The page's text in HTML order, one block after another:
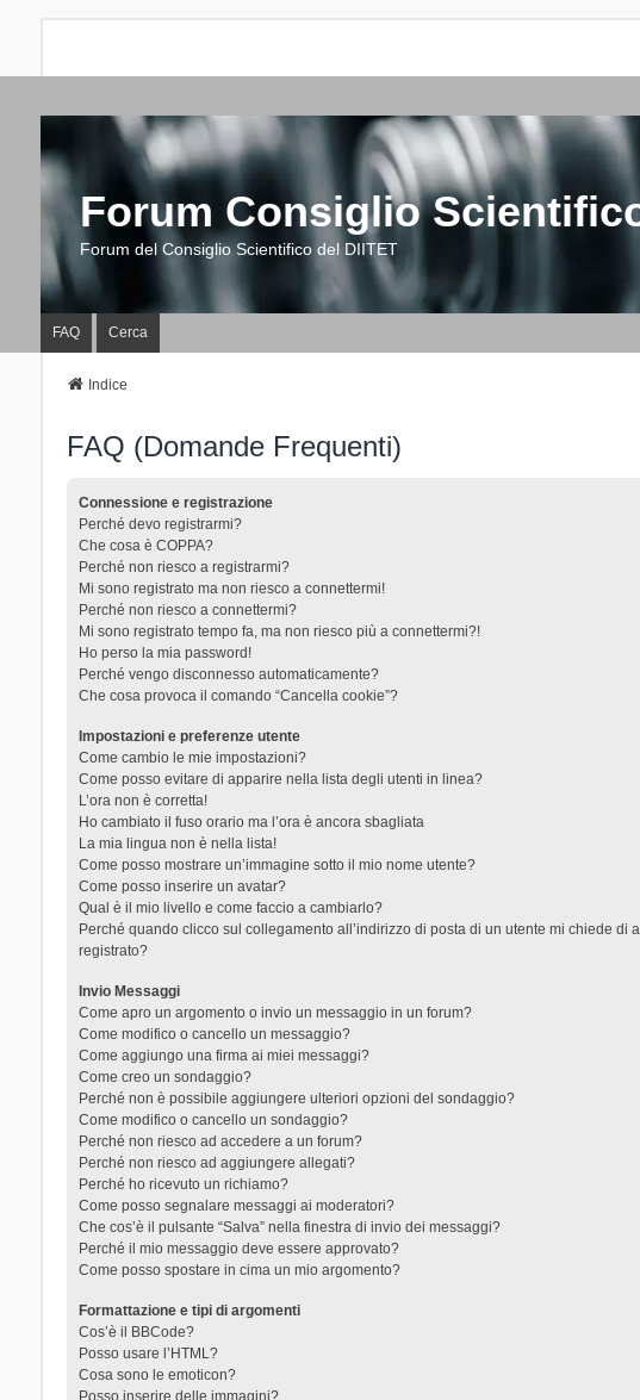
Forum Consiglio
Forum del Consiglio Scientifico del DIITET
FAQ Cerca
Indice
FAQ (Domande Frequenti)
Connessione e registrazione
Perché devo registrarmi?
Che cosa è COPPA?
Perché non riesco a registrarmi?
Mi sono registrato ma non riesco a connettermi!
Perché non riesco a connettermi?
Mi sono registrato tempo fa, ma non riesco più a connettermi?!
Ho perso la mia password!
Perché vengo disconnesso automaticamente?
Che cosa provoca il comando “Cancella cookie”?
Impostazioni e preferenze utente
Come cambio le mie impostazioni?
Come posso evitare di apparire nella lista degli utenti in linea?
L’ora non è corretta!
Ho cambiato il fuso orario ma l’ora è ancora sbagliata
La mia lingua non è nella lista!
Come posso mostrare un’immagine sotto il mio nome utente?
Come posso inserire un avatar?
Qual è il mio livello e come faccio a cambiarlo?
Perché quando clicco sul collegamento all’indirizzo di posta di un utente mi chiede di
registrato?
Invio Messaggi
Come apro un argomento o invio un messaggio in un forum?
Come modifico o cancello un messaggio?
Come aggiungo una firma ai miei messaggi?
Come creo un sondaggio?
Perché non è possibile aggiungere ulteriori opzioni del sondaggio?
Come modifico o cancello un sondaggio?
Perché non riesco ad accedere a un forum?
Perché non riesco ad aggiungere allegati?
Perché ho ricevuto un richiamo?
Come posso segnalare messaggi ai moderatori?
Che cos’è il pulsante “Salva” nella finestra di invio dei messaggi?
Perché il mio messaggio deve essere approvato?
Come posso spostare in cima un mio argomento?
Formattazione e tipi di argomenti
Cos’è il BBCode?
Posso usare l’HTML?
Cosa sono le emoticon?
Posso inserire delle immagini?